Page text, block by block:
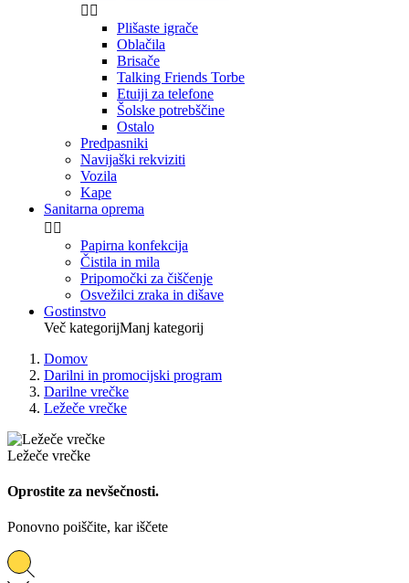
 
Plišaste igrače
Oblačila
Brisače
Talking Friends Torbe
Etuiji za telefone
Šolske potrebščine
Ostalo
Predpasniki
Navijaški rekviziti
Vozila
Kape
Sanitarna oprema
 
Papirna konfekcija
Čistila in mila
Pripomočki za čiščenje
Osvežilci zraka in dišave
Gostinstvo
Več kategorijManj kategorij
Domov
Darilni in promocijski program
Darilne vrečke
Ležeče vrečke
Ležeče vrečke
Oprostite za nevšečnosti.
Ponovno poiščite, kar iščete